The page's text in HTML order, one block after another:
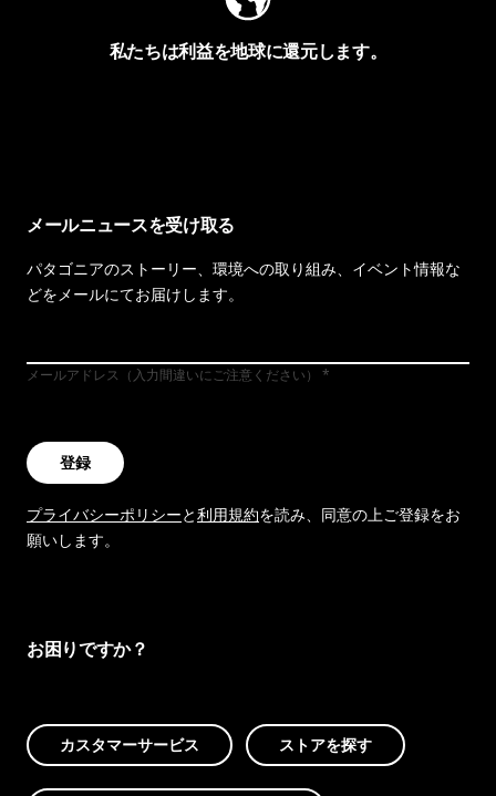
私たちは利益を地球に還元します。
メールニュースを受け取る
パタゴニアのストーリー、環境への取り組み、イベント情報な
どをメールにてお届けします。
メールアドレス（入力間違いにご注意ください）
登録
プライバシーポリシーと利用規約を読み、同意の上ご登録をお
願いします。
お困りですか？
カスタマーサービス ストアを探す